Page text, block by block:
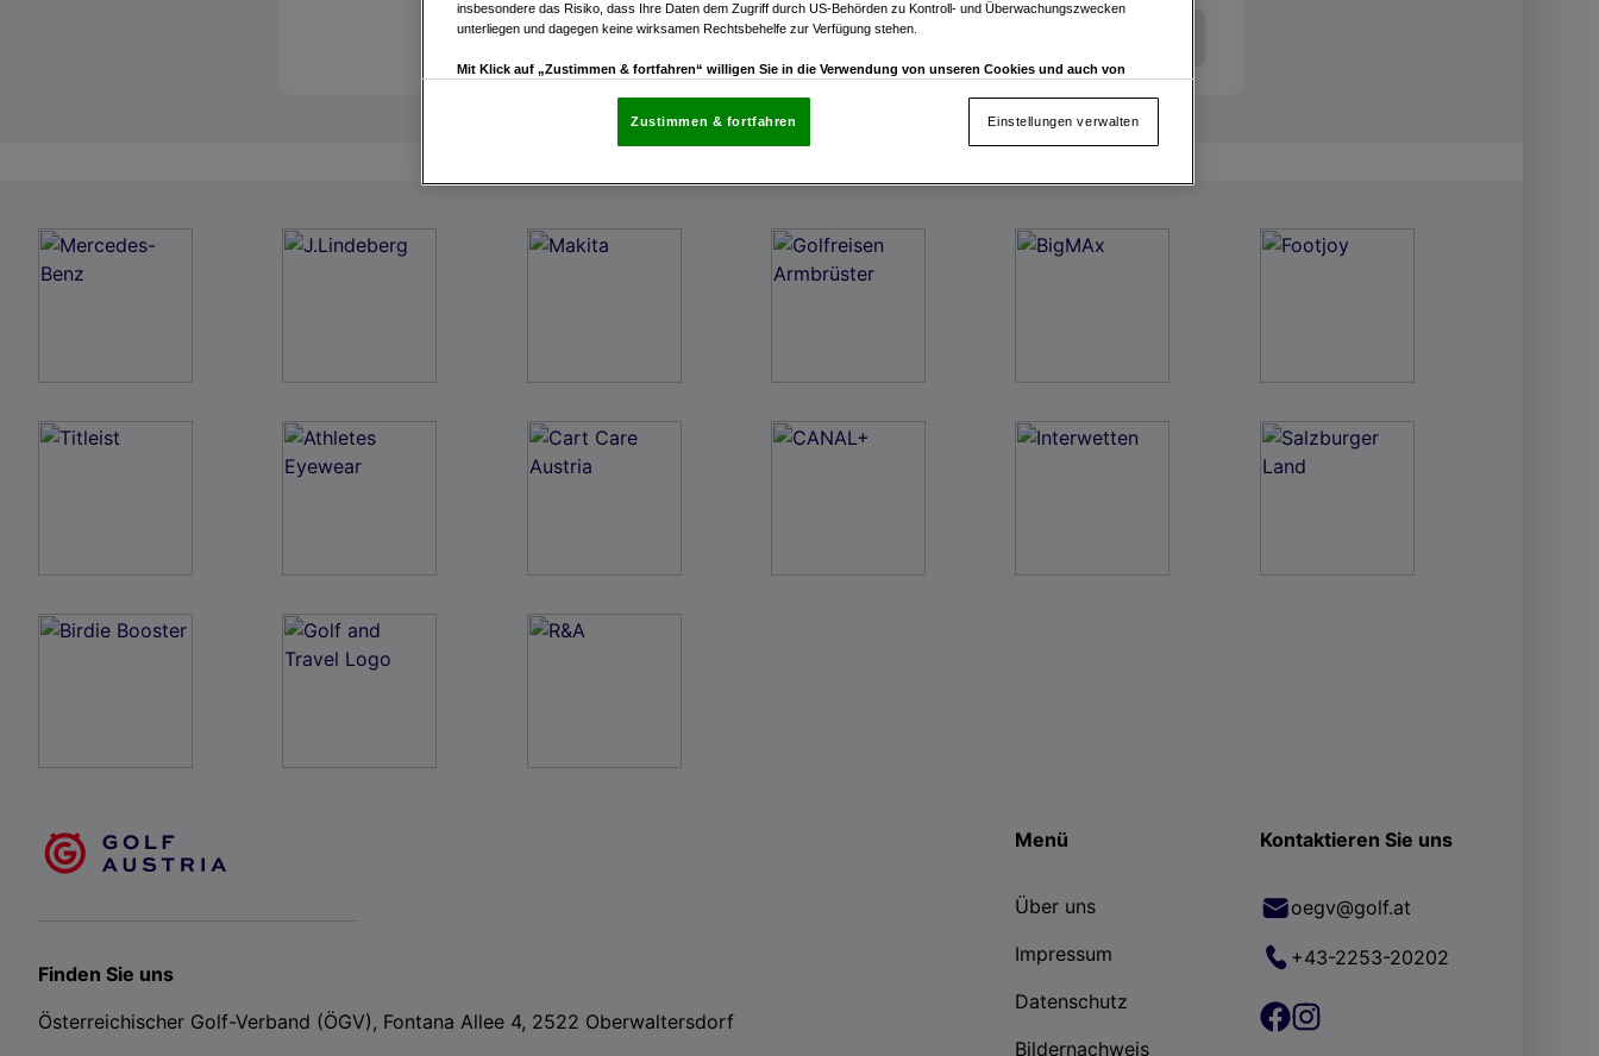
Finden Sie uns
Österreichischer Golf-Verband (ÖGV), Fontana Allee 4, 2522 Oberwaltersdorf
Menü
Über uns
Impressum
Datenschutz
Bildernachweis
Kontaktieren Sie uns
oegv@golf.at
+43-2253-20202
insbesondere das Risiko, dass Ihre Daten dem Zugriff durch US-Behörden zu Kontroll- und Überwachungszwecken
unterliegen und dagegen keine wirksamen Rechtsbehelfe zur Verfügung stehen.
Mit Klick auf „Zustimmen & fortfahren“ willigen Sie in die Verwendung von unseren Cookies und auch von
Einstellungen“, die sich auf jeder Seite unten im Footer befinden.
Wir und unsere Partner verarbeiten Daten, um Folgendes bereitzustellen:
Einstellungen verwalten
Zustimmen & fortfahren